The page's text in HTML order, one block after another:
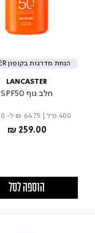
הנחת מדרגות בקופון BIGGER
LANCASTER
חלב גוף SPF50
400 מ"ל ₪ 64.75 ל- 100 מ"ל
₪ 259.00
הוספה לסל